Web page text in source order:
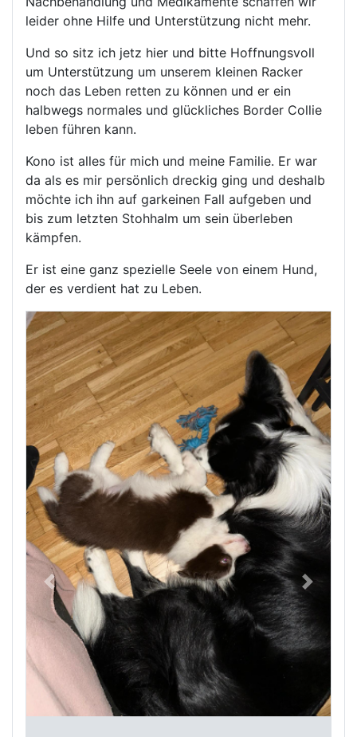
Previous Next
leider ohne Hilfe und Unterstützung nicht mehr.
Und so sitz ich jetz hier und bitte Hoffnungsvoll
um Unterstützung um unserem kleinen Racker
noch das Leben retten zu können und er ein
halbwegs normales und glückliches Border Collie
leben führen kann.
Kono ist alles für mich und meine Familie. Er war
da als es mir persönlich dreckig ging und deshalb
möchte ich ihn auf garkeinen Fall aufgeben und
bis zum letzten Stohhalm um sein überleben
kämpfen.
Er ist eine ganz spezielle Seele von einem Hund,
der es verdient hat zu Leben.